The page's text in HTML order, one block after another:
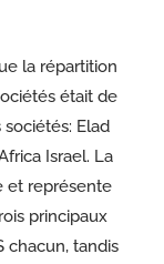
la répartition
était de
Elad
Israel. La
et représente
principaux
chacun, tandis